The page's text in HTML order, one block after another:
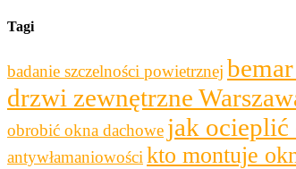
Tagi
badanie szczelności powietrznej
drzwi zewnętrzne
obrobić okna dachowe jak ocieplić
antywłamaniowości kto montuje